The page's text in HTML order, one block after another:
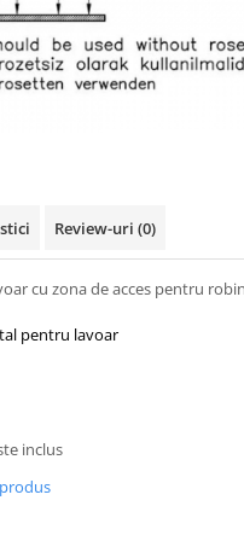
Review-uri (0)
cu zona de acces pentru
pentru lavoar
inclus